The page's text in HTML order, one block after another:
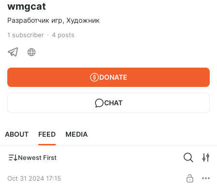
wmgcat
Разработчик игр, Художник
1 subscriber 4 posts
DONATE
CHAT
ABOUT FEED MEDIA
Newest First
Oct 31 2024 17:15